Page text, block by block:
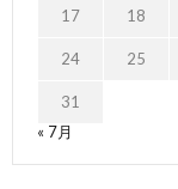
17 18
24 25
31
« 7月